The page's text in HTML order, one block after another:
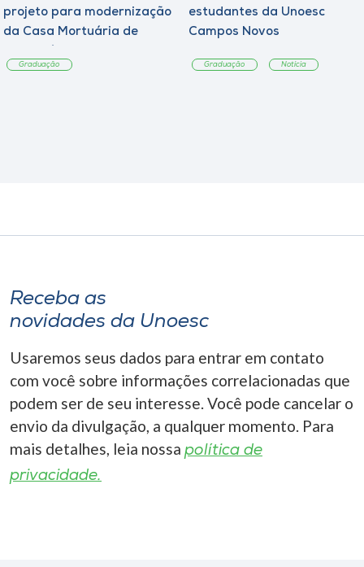
projeto para modernização
da Casa Mortuária de
Graduação
estudantes da Unoesc
Campos Novos
Graduação Notícia
Receba as
novidades da Unoesc
Usaremos seus dados para entrar em contato
com você sobre informações correlacionadas que
podem ser de seu interesse. Você pode cancelar o
envio da divulgação, a qualquer momento. Para
mais detalhes, leia nossa política de
privacidade.